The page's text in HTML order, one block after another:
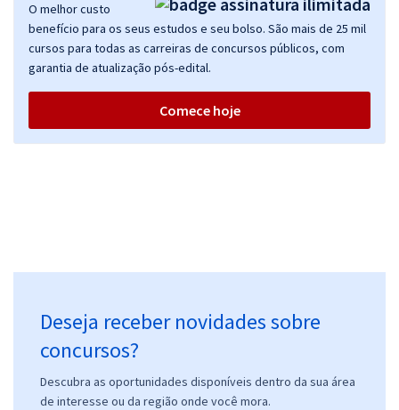
O melhor custo
benefício para os seus estudos e seu bolso. São mais de 25 mil
cursos para todas as carreiras de concursos públicos, com
garantia de atualização pós-edital.
Comece hoje
Deseja receber novidades sobre
concursos?
Descubra as oportunidades disponíveis dentro da sua área
de interesse ou da região onde você mora.